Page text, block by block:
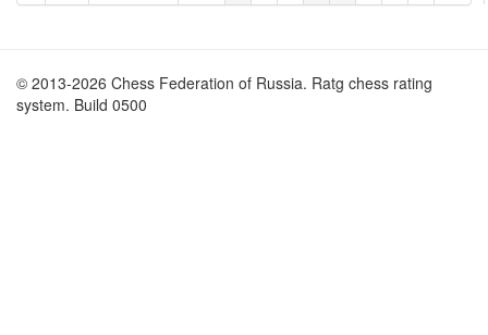
© 2013-2026 Chess Federation of Russia. Ratg chess rating
system. Build 0500